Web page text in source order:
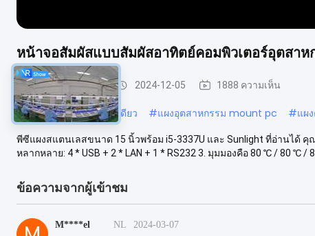
หน้าจอสัมผัสแบบสัมผัสอาทิตย์คอมพิวเตอร์อุตสาห
แผงสเตนเลสสตีล 2024-12-05 1888 ความเห็น
#fanless ทั้งหมดในพีซีเดียว #แผงอุตสาหกรรม mount pc #แผ
พีซีแผงสแตนเลสขนาด 15 นิ้วพร้อม i5-3337U และ Sunlight ที่อ่านได้
หลากหลาย: 4 * USB + 2 * LAN + 1 * RS232 3. มุมมองคือ 80 ℃ / 80 ℃ /
ข้อความจากผู้เข้าชม
M****el NL
2024-03-07